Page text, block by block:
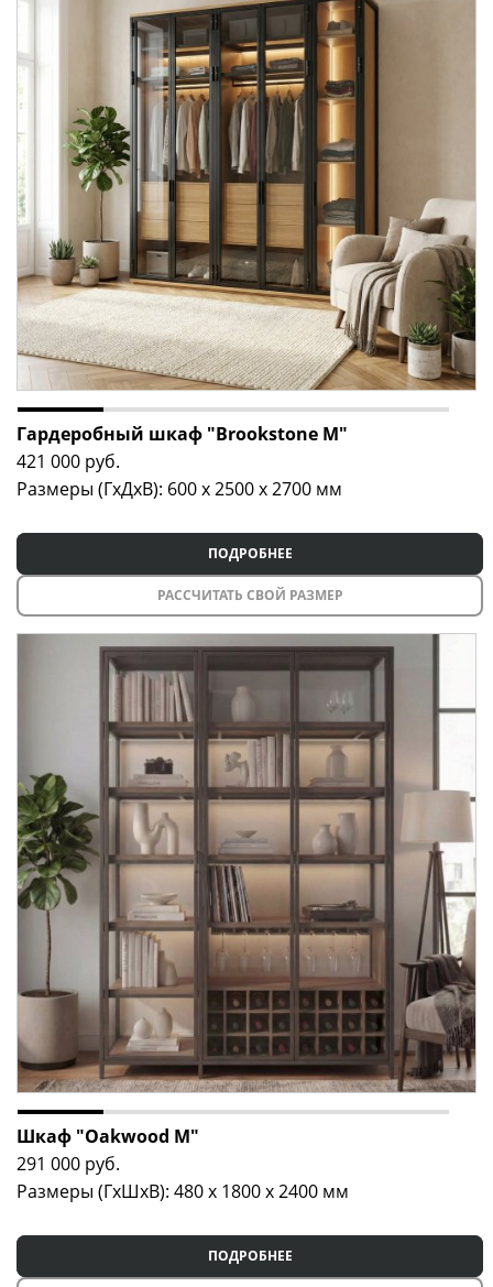
Гардеробный шкаф "Brookstone M"
421 000 руб.
Размеры (ГxДxВ): 600 x 2500 x 2700 мм
ПОДРОБНЕЕ
РАССЧИТАТЬ СВОЙ РАЗМЕР
Шкаф "Oakwood M"
291 000 руб.
Размеры (ГxШxВ): 480 x 1800 x 2400 мм
ПОДРОБНЕЕ